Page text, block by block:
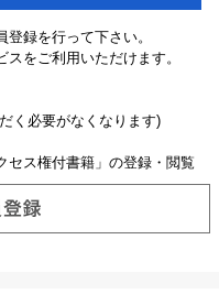
録を行って下さい。
をご利用いただけます。
く必要がなくなります)
セス権付書籍」の登録・閲覧